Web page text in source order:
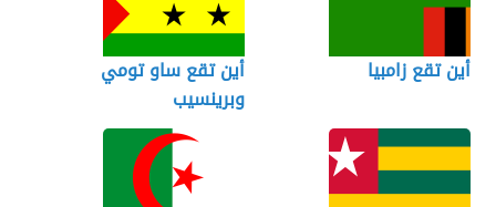
أين تقع زامبيا
أين تقع ساو تومي
وبرينسيب